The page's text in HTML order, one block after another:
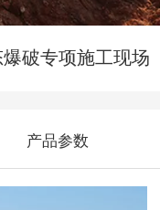
破专项施工现场
产品参数